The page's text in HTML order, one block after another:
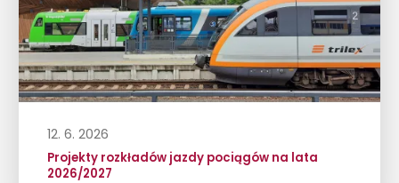
12. 6. 2026
Projekty rozkładów jazdy pociągów na lata
2026/2027